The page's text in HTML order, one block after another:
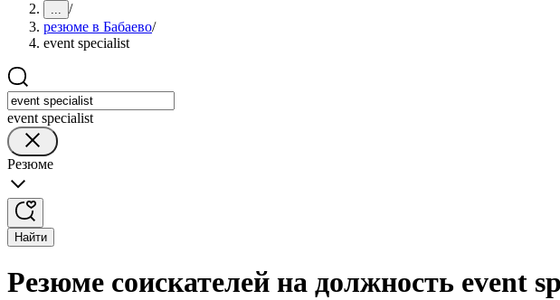
... /
резюме в Бабаево/
event specialist
event specialist
Резюме
Найти
Резюме соискателей на должность event